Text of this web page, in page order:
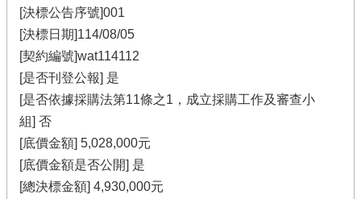
[決標公告序號]001
[決標日期]114/08/05
[契約編號]wat114112
[是否刊登公報] 是
[是否依據採購法第11條之1，成立採購工作及審查小
組] 否
[底價金額] 5,028,000元
[底價金額是否公開] 是
[總決標金額] 4,930,000元